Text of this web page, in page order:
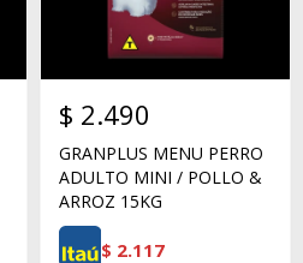
$ 2.490
GRANPLUS MENU PERRO
ADULTO MINI / POLLO &
ARROZ 15KG
$ 2.117